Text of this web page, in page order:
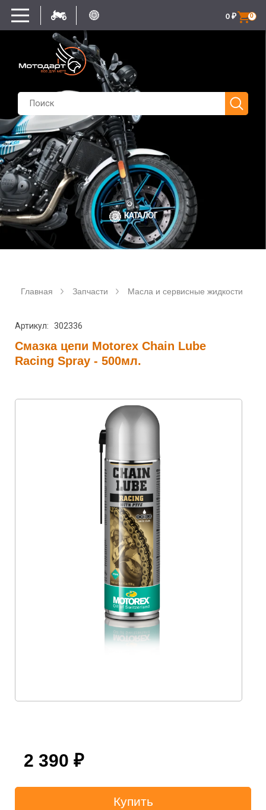
0
0 ₽
КАТАЛОГ
Главная Запчасти Масла и сервисные жидкости
Артикул: 302336
Смазка цепи Motorex Chain Lube
Racing Spray - 500мл.
2 390 ₽